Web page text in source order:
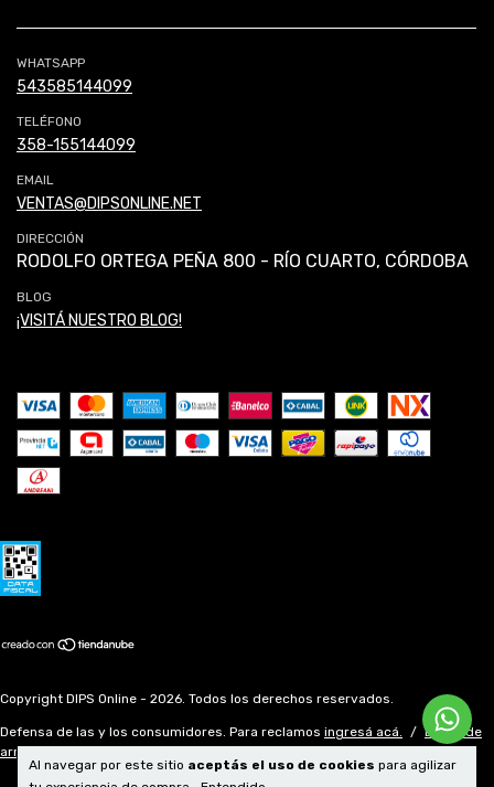
Al navegar por este sitio aceptás el uso de cookies para agilizar
WHATSAPP
543585144099
TELÉFONO
358-155144099
EMAIL
VENTAS@DIPSONLINE.NET
DIRECCIÓN
RODOLFO ORTEGA PEÑA 800 - RÍO CUARTO, CÓRDOBA
BLOG
¡VISITÁ NUESTRO BLOG!
Copyright DIPS Online - 2026. Todos los derechos reservados.
Defensa de las y los consumidores. Para reclamos ingresá acá. / Botón de
arrepentimiento